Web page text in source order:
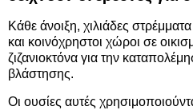
Κάθε άνοιξη, χιλιάδες
και κοινόχρηστοι χώροι σε
ζιζανιοκτόνα για την
βλάστησης.
Οι ουσίες αυτές